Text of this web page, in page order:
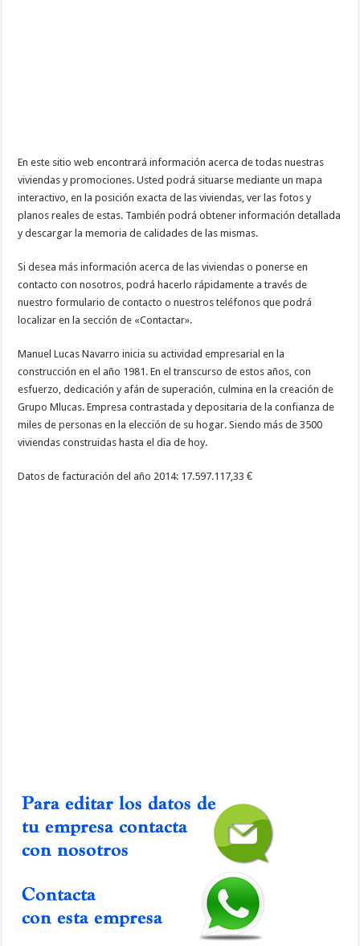
En este sitio web encontrará información acerca de todas nuestras
viviendas y promociones. Usted podrá situarse mediante un mapa
interactivo, en la posición exacta de las viviendas, ver las fotos y
planos reales de estas. También podrá obtener información detallada
y descargar la memoria de calidades de las mismas.
Si desea más información acerca de las viviendas o ponerse en
contacto con nosotros, podrá hacerlo rápidamente a través de
nuestro formulario de contacto o nuestros teléfonos que podrá
localizar en la sección de «Contactar».
Manuel Lucas Navarro inicia su actividad empresarial en la
construcción en el año 1981. En el transcurso de estos años, con
esfuerzo, dedicación y afán de superación, culmina en la creación de
Grupo Mlucas. Empresa contrastada y depositaria de la confianza de
miles de personas en la elección de su hogar. Siendo más de 3500
viviendas construidas hasta el dia de hoy.
Datos de facturación del año 2014: 17.597.117,33 €